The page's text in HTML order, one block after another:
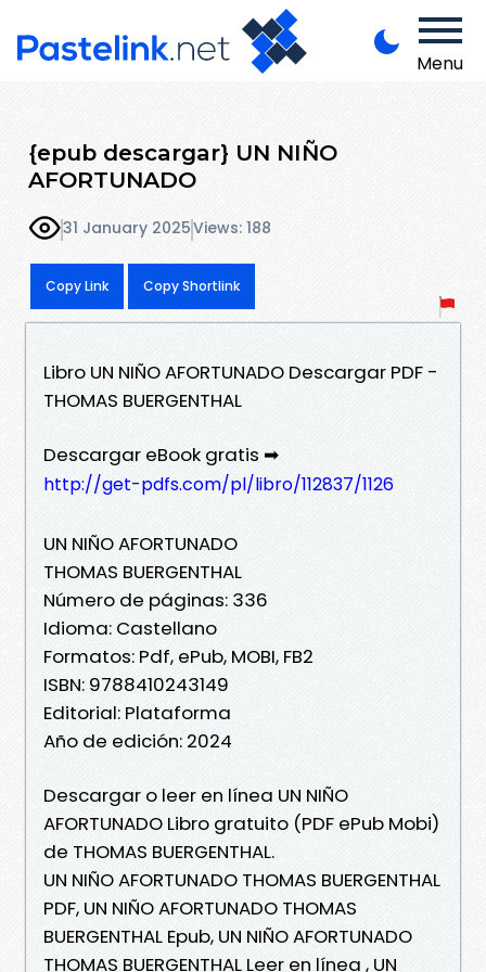
Menu
{epub descargar} UN NIÑO
AFORTUNADO
31 January 2025Views: 188
Copy Link Copy Shortlink
Libro UN NIÑO AFORTUNADO Descargar PDF -
THOMAS BUERGENTHAL
Descargar eBook gratis ➡
http://get-pdfs.com/pl/libro/112837/1126
UN NIÑO AFORTUNADO
THOMAS BUERGENTHAL
Número de páginas: 336
Idioma: Castellano
Formatos: Pdf, ePub, MOBI, FB2
ISBN: 9788410243149
Editorial: Plataforma
Año de edición: 2024
Descargar o leer en línea UN NIÑO
AFORTUNADO Libro gratuito (PDF ePub Mobi)
de THOMAS BUERGENTHAL.
UN NIÑO AFORTUNADO THOMAS BUERGENTHAL
PDF, UN NIÑO AFORTUNADO THOMAS
BUERGENTHAL Epub, UN NIÑO AFORTUNADO
THOMAS BUERGENTHAL Leer en línea , UN